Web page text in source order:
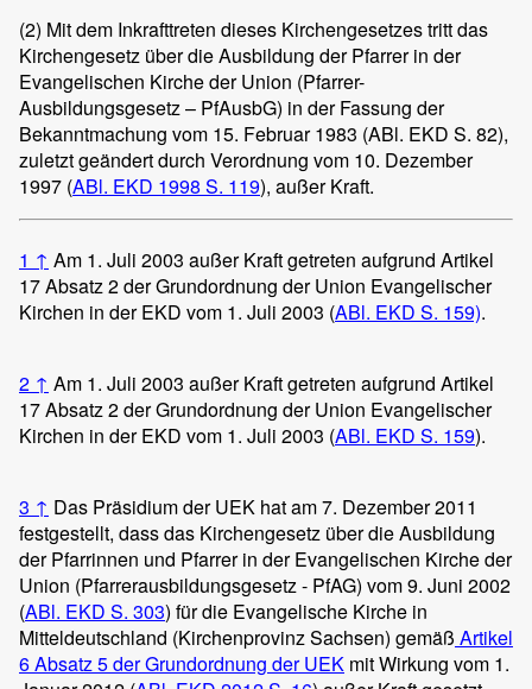
(2) Mit dem Inkrafttreten dieses Kirchengesetzes tritt das
Kirchengesetz über die Ausbildung der Pfarrer in der
Evangelischen Kirche der Union (Pfarrer-
Ausbildungsgesetz – PfAusbG) in der Fassung der
Bekanntmachung vom 15. Februar 1983 (ABl. EKD S. 82),
zuletzt geändert durch Verordnung vom 10. Dezember
1997 (ABl. EKD 1998 S. 119), außer Kraft.
1 ↑ Am 1. Juli 2003 außer Kraft getreten aufgrund Artikel
17 Absatz 2 der Grundordnung der Union Evangelischer
Kirchen in der EKD vom 1. Juli 2003 (ABl. EKD S. 159).
2 ↑ Am 1. Juli 2003 außer Kraft getreten aufgrund Artikel
17 Absatz 2 der Grundordnung der Union Evangelischer
Kirchen in der EKD vom 1. Juli 2003 (ABl. EKD S. 159).
3 ↑ Das Präsidium der UEK hat am 7. Dezember 2011
festgestellt, dass das Kirchengesetz über die Ausbildung
der Pfarrinnen und Pfarrer in der Evangelischen Kirche der
Union (Pfarrerausbildungsgesetz - PfAG) vom 9. Juni 2002
(ABl. EKD S. 303) für die Evangelische Kirche in
Mitteldeutschland (Kirchenprovinz Sachsen) gemäß Artikel
6 Absatz 5 der Grundordnung der UEK mit Wirkung vom 1.